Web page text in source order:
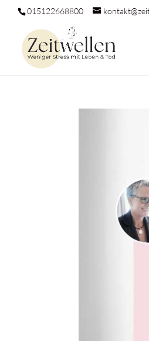
015122668800